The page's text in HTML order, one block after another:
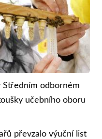
Středním odborném
učebního oboru
převzalo výuční list